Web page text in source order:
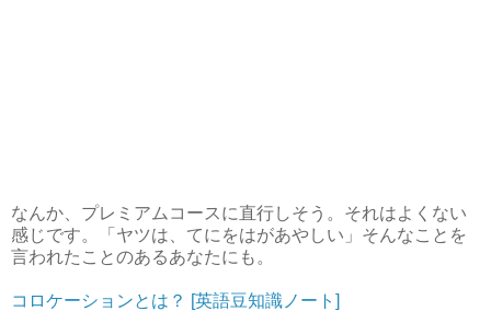
なんか、プレミアムコースに直行しそう。それはよくない
感じです。「ヤツは、てにをはがあやしい」そんなことを
言われたことのあるあなたにも。
コロケーションとは？ [英語豆知識ノート]